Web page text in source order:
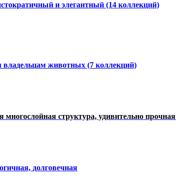
и элегантный (14 коллекций)
владельцам животных (7 коллекций)
структура, удивительно прочная
долговечная